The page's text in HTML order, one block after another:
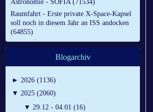
Astronomie - SOFIA (71534)
Raumfahrt - Erste private X-Space-Kapsel
soll noch in diesem Jahr an ISS andocken
(64855)
Blogarchiv
► 2026 (1136)
▼ 2025 (2060)
▼ 29.12 - 04.01 (16)